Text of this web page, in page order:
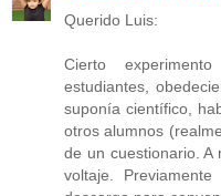
Querido Luis:
Cierto
estudiantes,
suponía científico,
otros alumnos
de un cuestionario. A
voltaje.